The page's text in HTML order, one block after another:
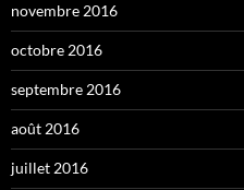
novembre 2016
octobre 2016
septembre 2016
août 2016
juillet 2016